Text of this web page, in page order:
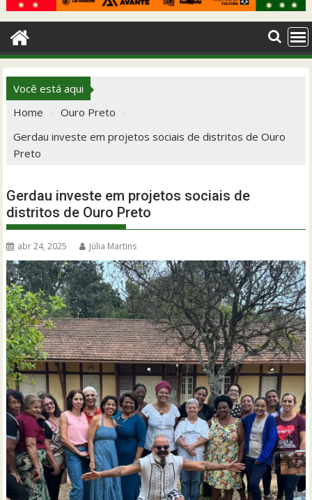
Você está aqui
Home
Ouro Preto
Gerdau investe em projetos sociais de distritos de Ouro
Preto
Gerdau investe em projetos sociais de
distritos de Ouro Preto
abr 24, 2025 Júlia Martins